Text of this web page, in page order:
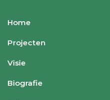
Home
Projecten
Visie
Biografie